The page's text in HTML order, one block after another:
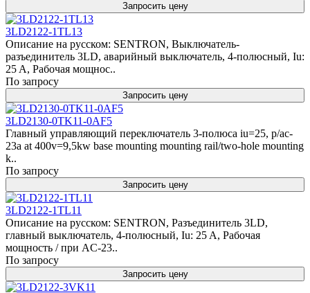
Запросить цену
3LD2122-1TL13
Описание на русском: SENTRON, Выключатель-
разъединитель 3LD, аварийный выключатель, 4-полюсный, Iu:
25 A, Рабочая мощнос..
По запросу
Запросить цену
3LD2130-0TK11-0AF5
Главный управляющий переключатель 3-полюса iu=25, p/ac-
23a at 400v=9,5kw base mounting mounting rail/two-hole mounting
k..
По запросу
Запросить цену
3LD2122-1TL11
Описание на русском: SENTRON, Разъединитель 3LD,
главный выключатель, 4-полюсный, Iu: 25 A, Рабочая
мощность / при AC-23..
По запросу
Запросить цену